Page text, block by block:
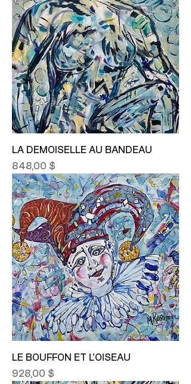
LA DEMOISELLE AU BANDEAU
Prix
848,00 $
LE BOUFFON ET L'OISEAU
Prix
928,00 $